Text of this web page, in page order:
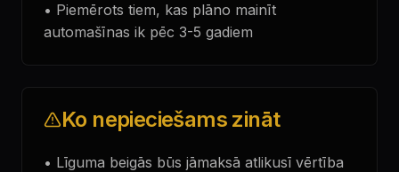
• Piemērots tiem, kas plāno mainīt
automašīnas ik pēc 3-5 gadiem
Ko nepieciešams zināt
• Līguma beigās būs jāmaksā atlikusī vērtība